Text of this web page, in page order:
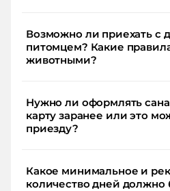
Возможно ли приехать с
питомцем? Какие
животными?
Нужно ли оформлять
карту заранее или это
приезду?
Какое минимальное и
количество дней должно